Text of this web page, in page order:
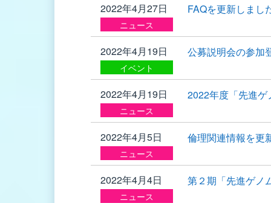
2022年4月27日
ニュース
FAQを更新しまし
2022年4月19日
イベント
公募説明会の参加
2022年4月19日
ニュース
2022年度「先進
2022年4月5日
ニュース
倫理関連情報を更
2022年4月4日
ニュース
第２期「先進ゲノ